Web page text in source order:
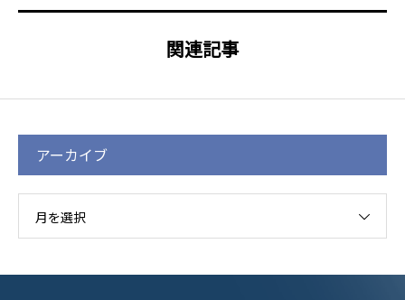
関連記事
アーカイブ
月を選択